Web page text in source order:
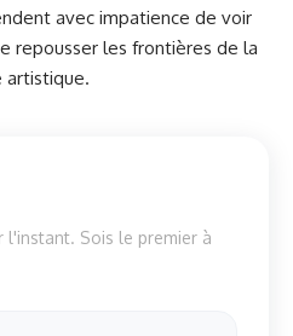
avec impatience de voir
repousser les frontières de la
artistique.
l'instant. Sois le premier à